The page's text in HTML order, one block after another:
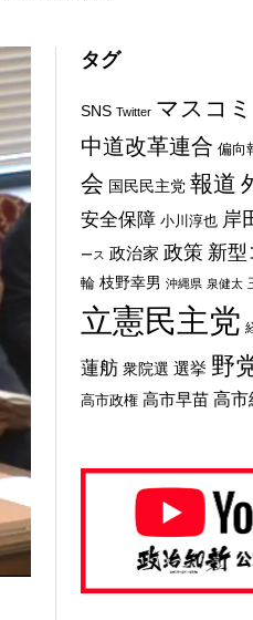
タグ
SNS Twitter マスコミ
中道改革連合 偏向
会 国民民主党 報道
安全保障 小川淳也 岸
ース 政治家 政策 新型
輪 枝野幸男 沖縄県 泉健太
立憲民主党
蓮舫 衆院選 選挙 野
高市政権 高市早苗 高市